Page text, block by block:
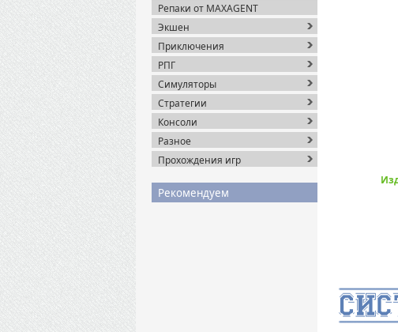
Репаки от MAXAGENT
Экшен
Приключения
РПГ
Симуляторы
Стратегии
Консоли
Разное
Прохождения игр
Рекомендуем